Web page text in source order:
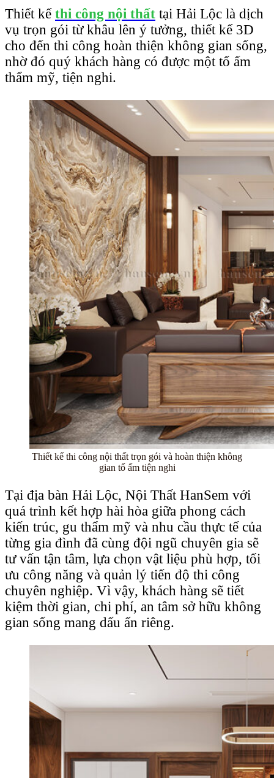
Thiết kế thi công nội thất tại Hải Lộc là dịch
vụ trọn gói từ khâu lên ý tưởng, thiết kế 3D
cho đến thi công hoàn thiện không gian sống,
nhờ đó quý khách hàng có được một tổ ấm
thẩm mỹ, tiện nghi.
Thiết kế thi công nội thất trọn gói và hoàn thiện không
gian tổ ấm tiện nghi
Tại địa bàn Hải Lộc, Nội Thất HanSem với
quá trình kết hợp hài hòa giữa phong cách
kiến trúc, gu thẩm mỹ và nhu cầu thực tế của
từng gia đình đã cùng đội ngũ chuyên gia sẽ
tư vấn tận tâm, lựa chọn vật liệu phù hợp, tối
ưu công năng và quản lý tiến độ thi công
chuyên nghiệp. Vì vậy, khách hàng sẽ tiết
kiệm thời gian, chi phí, an tâm sở hữu không
gian sống mang dấu ấn riêng.